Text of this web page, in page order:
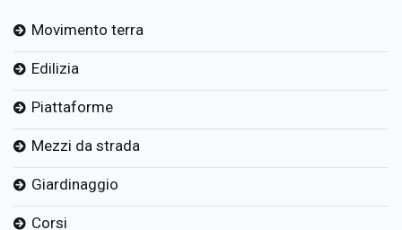
Movimento terra
Edilizia
Piattaforme
Mezzi da strada
Giardinaggio
Corsi